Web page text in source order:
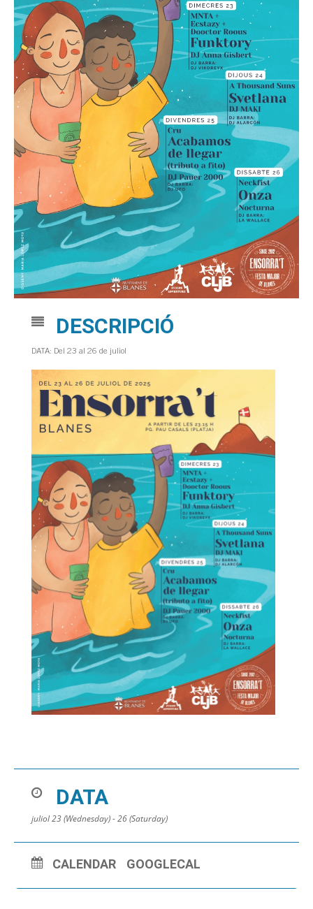
DESCRIPCIÓ
DATA: Del 23 al 26 de juliol
DATA
juliol 23 (Wednesday) - 26 (Saturday)
CALENDAR GOOGLECAL